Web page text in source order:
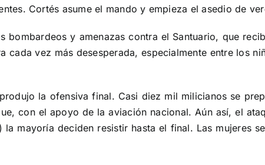
Cortés asume el mando y empieza el asedio de
bombardeos y amenazas contra el Santuario, que
cada vez más desesperada, especialmente entre los
la ofensiva final. Casi diez mil milicianos se
con el apoyo de la aviación nacional. Aún así, el
mayoría deciden resistir hasta el final. Las mujeres